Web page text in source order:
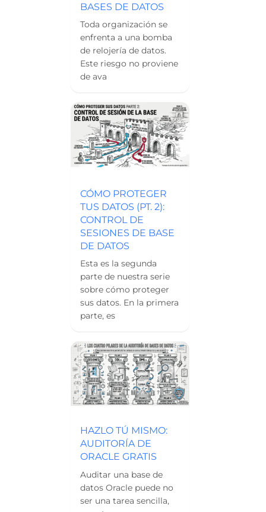
BASES DE DATOS
Toda organización se
enfrenta a una bomba
de relojería de datos.
Este riesgo no proviene
de ava
CÓMO PROTEGER
TUS DATOS (PT. 2):
CONTROL DE
SESIONES DE BASE
DE DATOS
Esta es la segunda
parte de nuestra serie
sobre cómo proteger
sus datos. En la primera
parte, es
HAZLO TÚ MISMO:
AUDITORÍA DE
ORACLE GRATIS
Auditar una base de
datos Oracle puede no
ser una tarea sencilla,